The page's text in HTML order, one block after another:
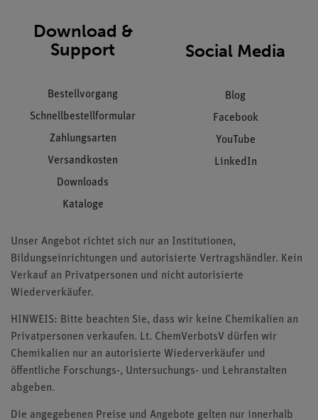
Download &
Support
Bestellvorgang
Schnellbestellformular
Zahlungsarten
Versandkosten
Downloads
Kataloge
Social Media
Blog
Facebook
YouTube
LinkedIn
Unser Angebot richtet sich nur an Institutionen,
Bildungseinrichtungen und autorisierte Vertragshändler. Kein
Verkauf an Privatpersonen und nicht autorisierte
Wiederverkäufer.
HINWEIS: Bitte beachten Sie, dass wir keine Chemikalien an
Privatpersonen verkaufen. Lt. ChemVerbotsV dürfen wir
Chemikalien nur an autorisierte Wiederverkäufer und
öffentliche Forschungs-, Untersuchungs- und Lehranstalten
abgeben.
Die angegebenen Preise und Angebote gelten nur innerhalb